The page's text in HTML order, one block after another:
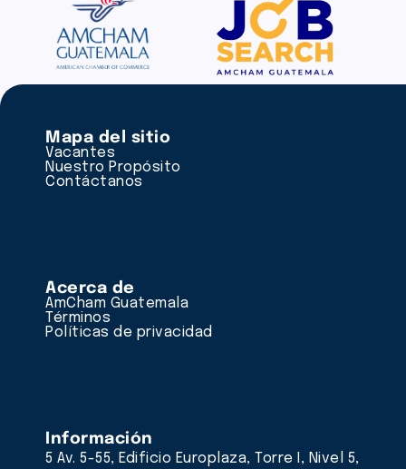
Mapa del sitio
Vacantes
Nuestro Propósito
Contáctanos
Acerca de
AmCham Guatemala
Términos
Políticas de privacidad
Información
5 Av. 5-55, Edificio Europlaza, Torre I, Nivel 5,